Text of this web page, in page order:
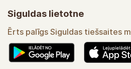
Siguldas lietotne
Ērts palīgs Siguldas tiešsaites